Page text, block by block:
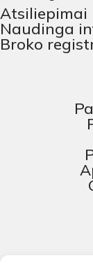
Atsiliepimai
Naudinga
Broko